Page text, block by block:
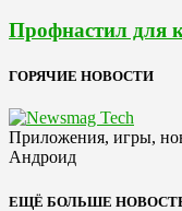
Профнастил для
ГОРЯЧИЕ НОВОСТИ
Приложения, игры,
Андроид
ЕЩЁ БОЛЬШЕ